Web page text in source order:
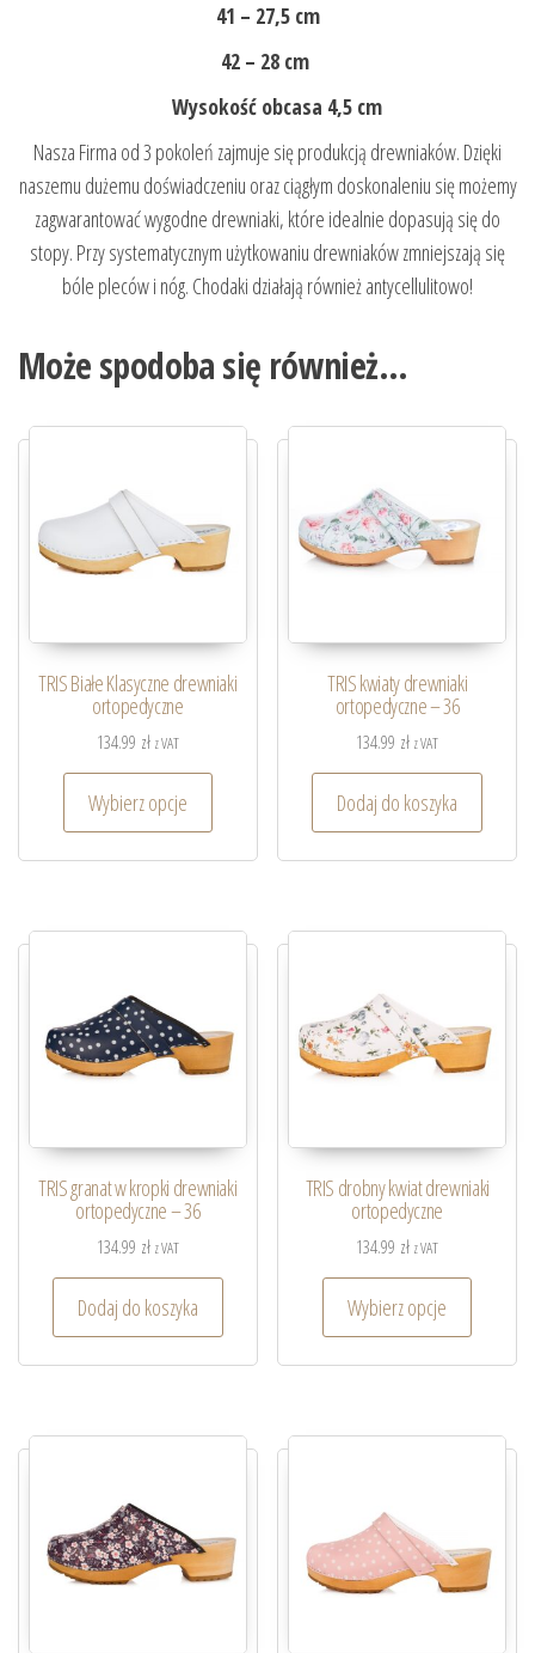
41 – 27,5 cm
42 – 28 cm
Wysokość obcasa 4,5 cm
Nasza Firma od 3 pokoleń zajmuje się produkcją drewniaków. Dzięki
naszemu dużemu doświadczeniu oraz ciągłym doskonaleniu się możemy
zagwarantować wygodne drewniaki, które idealnie dopasują się do
stopy. Przy systematycznym użytkowaniu drewniaków zmniejszają się
bóle pleców i nóg. Chodaki działają również antycellulitowo!
Może spodoba się również…
TRIS Białe Klasyczne drewniaki
ortopedyczne
134.99 zł z VAT
Wybierz opcje
TRIS kwiaty drewniaki
ortopedyczne – 36
134.99 zł z VAT
Dodaj do koszyka
TRIS granat w kropki drewniaki
ortopedyczne – 36
134.99 zł z VAT
Dodaj do koszyka
TRIS drobny kwiat drewniaki
ortopedyczne
134.99 zł z VAT
Wybierz opcje